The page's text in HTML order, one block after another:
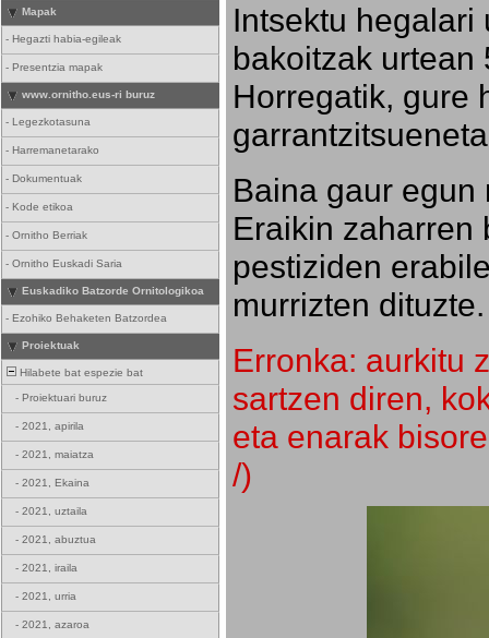
Mapak
- Hegazti habia-egileak
- Presentzia mapak
www.ornitho.eus-ri buruz
- Legezkotasuna
- Harremanetarako
- Dokumentuak
- Kode etikoa
- Ornitho Berriak
- Ornitho Euskadi Saria
Euskadiko Batzorde Ornitologikoa
- Ezohiko Behaketen Batzordea
Proiektuak
Hilabete bat espezie bat
- Proiektuari buruz
- 2021, apirila
- 2021, maiatza
- 2021, Ekaina
- 2021, uztaila
- 2021, abuztua
- 2021, iraila
- 2021, urria
- 2021, azaroa
Intsektu hegalari
bakoitzak urtean
Horregatik, gure
Baina gaur egun
Eraikin zaharren
pestiziden
murrizten dituzte.
Erronka: aurkitu
sartzen diren,
eta enarak
/)